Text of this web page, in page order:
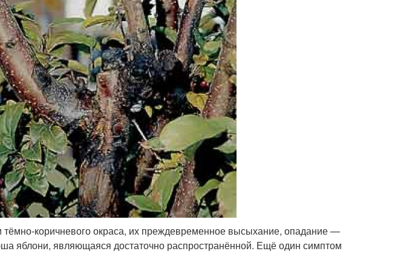
коричневого окраса, их преждевременное высыхание, опадание —
яблони, являющаяся достаточно распространённой. Ещё один симптом